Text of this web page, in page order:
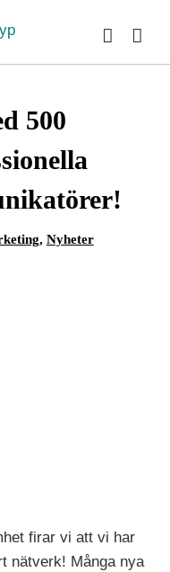
500
, Nyheter
firar vi att vi har
nätverk! Många nya